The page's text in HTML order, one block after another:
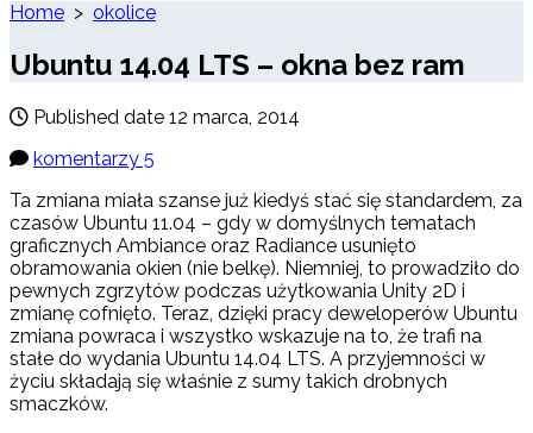
Home > okolice
Ubuntu 14.04 LTS – okna bez ram
Published date 12 marca, 2014
komentarzy 5
Ta zmiana miała szanse już kiedyś stać się standardem, za
czasów Ubuntu 11.04 – gdy w domyślnych tematach
graficznych Ambiance oraz Radiance usunięto
obramowania okien (nie belkę). Niemniej, to prowadziło do
pewnych zgrzytów podczas użytkowania Unity 2D i
zmianę cofnięto. Teraz, dzięki pracy deweloperów Ubuntu
zmiana powraca i wszystko wskazuje na to, że trafi na
stałe do wydania Ubuntu 14.04 LTS. A przyjemności w
życiu składają się właśnie z sumy takich drobnych
smaczków.